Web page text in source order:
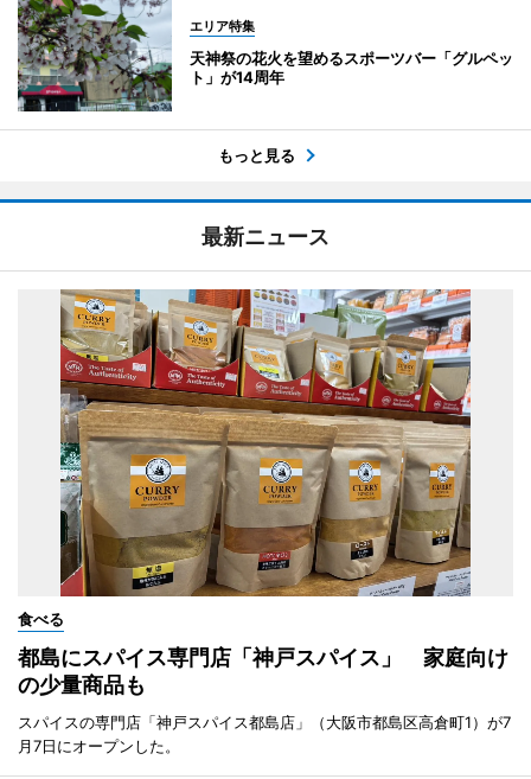
エリア特集
天神祭の花火を望めるスポーツバー「グルペッ
ト」が14周年
もっと見る
最新ニュース
食べる
都島にスパイス専門店「神戸スパイス」 家庭向け
の少量商品も
スパイスの専門店「神戸スパイス都島店」（大阪市都島区高倉町1）が7
月7日にオープンした。